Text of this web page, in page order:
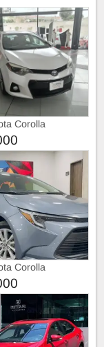
Corolla
Corolla